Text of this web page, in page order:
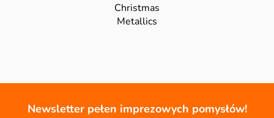
Christmas
Metallics
Newsletter pełen imprezowych pomysłów!